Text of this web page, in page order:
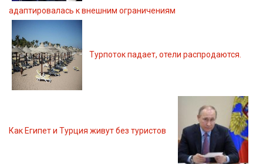
адаптировалась к внешним ограничениям
Турпоток падает, отели распродаются.
Как Египет и Турция живут без туристов